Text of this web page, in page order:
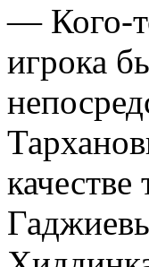
— Кого-
игрока